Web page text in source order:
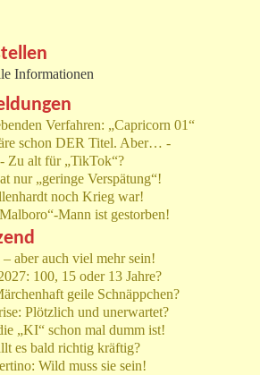
Informationen
Verfahren: „Capricorn 01“
schon DER Titel. Aber… -
Zu alt für „TikTok“?
nur „geringe Verspätung“!
noch Krieg war!
Mann ist gestorben!
aber auch viel mehr sein!
100, 15 oder 13 Jahre?
geile Schnäppchen?
Plötzlich und unerwartet?
„KI“ schon mal dumm ist!
es bald richtig kräftig?
Wild muss sie sein!